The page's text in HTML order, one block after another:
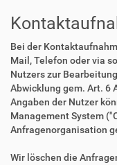
Bei der
Mail, Telefon oder via
Nutzers zur
Abwicklung gem. Art. 6
Angaben der Nutzer
Management System
Anfragenorganisation
Wir löschen die